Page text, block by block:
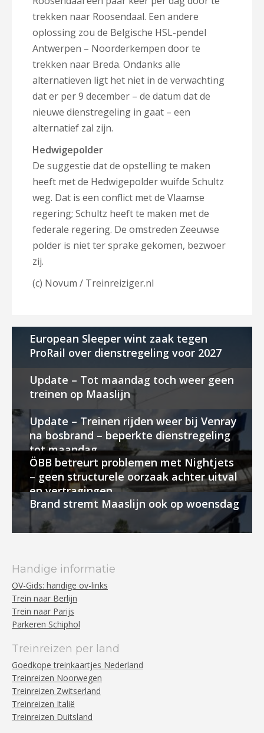
trekken naar Roosendaal. Een andere
oplossing zou de Belgische HSL-pendel
Antwerpen – Noorderkempen door te
trekken naar Breda. Ondanks alle
alternatieven ligt het niet in de verwachting
dat er per 9 december – de datum dat de
nieuwe dienstregeling in gaat – een
alternatief zal zijn.
Hedwigepolder
De suggestie dat de opstelling te maken
heeft met de Hedwigepolder wuifde Schultz
weg. Dat is een conflict met de Vlaamse
regering; Schultz heeft te maken met de
federale regering. De omstreden Zeeuwse
polder is niet ter sprake gekomen, bezwoer
zij.
(c) Novum / Treinreiziger.nl
European Sleeper wint zaak tegen
ProRail over dienstregeling voor 2027
Update – Tot maandag toch weer geen
treinen op Maaslijn
Update – Treinen rijden weer bij Venray
na bosbrand – beperkte dienstregeling
tot maandag
ÖBB betreurt problemen met Nightjets
– geen structurele oorzaak achter uitval
en vertragingen
Brand stremt Maaslijn ook op woensdag
Handige informatie
OV-Gids: handige ov-links
Trein naar Berlijn
Trein naar Parijs
Parkeren Schiphol
Treinreizen per land
Goedkope treinkaartjes Nederland
Treinreizen Noorwegen
Treinreizen Zwitserland
Treinreizen Italië
Treinreizen Duitsland